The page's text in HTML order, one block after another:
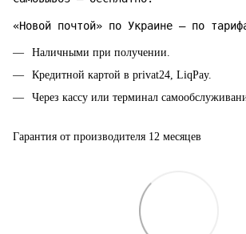
«Новой почтой» по Украине — по
Наличными при получении.
Кредитной картой в privat24, LiqPay.
Через кассу или терминал
Гарантия от производителя 12 месяцев